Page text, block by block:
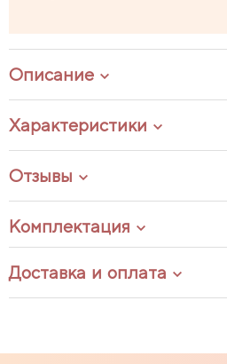
Описание
Характеристики
Отзывы
Комплектация
Доставка и оплата